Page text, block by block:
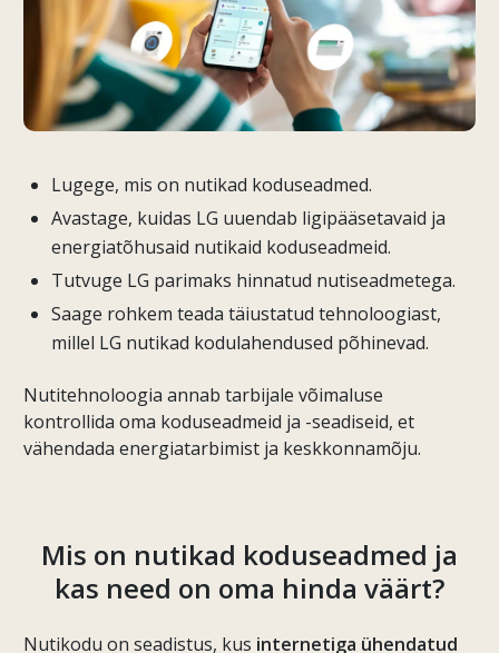
Lugege, mis on nutikad koduseadmed.
Avastage, kuidas LG uuendab ligipääsetavaid ja
energiatõhusaid nutikaid koduseadmeid.
Tutvuge LG parimaks hinnatud nutiseadmetega.
Saage rohkem teada täiustatud tehnoloogiast,
millel LG nutikad kodulahendused põhinevad.
Nutitehnoloogia annab tarbijale võimaluse
kontrollida oma koduseadmeid ja -seadiseid, et
vähendada energiatarbimist ja keskkonnamõju.
Mis on nutikad koduseadmed ja
kas need on oma hinda väärt?
Nutikodu on seadistus, kus internetiga ühendatud